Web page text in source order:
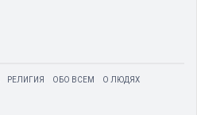
РЕЛИГИЯ ОБО ВСЕМ
О ЛЮДЯХ